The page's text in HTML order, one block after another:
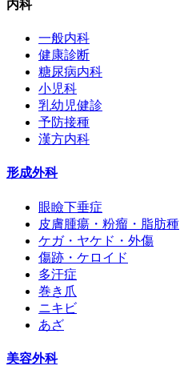
内科
一般内科
健康診断
糖尿病内科
小児科
乳幼児健診
予防接種
漢方内科
形成外科
眼瞼下垂症
皮膚腫瘍・粉瘤・脂肪種
ケガ・ヤケド・外傷
傷跡・ケロイド
多汗症
巻き爪
ニキビ
あざ
美容外科